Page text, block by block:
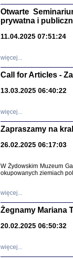
Otwarte
prywatna i
11.04.2025 07:51:24
więcej...
Call for Articles -
13.03.2025 06:40:22
więcej...
Zapraszamy na
26.02.2025 06:17:03
W Żydowskim Muzeum
okupowanych ziemiach
więcej...
Żegnamy Mariana
20.02.2025 06:50:32
więcej...